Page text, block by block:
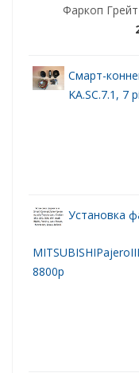
Фаркоп
Смарт-
KA.SC.7.1, 7
Установка
8800р